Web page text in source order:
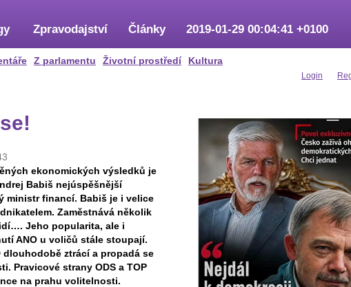
Z parlamentu Životní prostředí Kultura
Zpravodajství Články 2019-01-29 00:04:41 +0100
Login
ekonomických výsledků je
Babiš nejúspěšnější
ministr financí. Babiš je i velice
Zaměstnává několik
Jeho popularita, ale i
ANO u voličů stále stoupají.
dlouhodobě ztrácí a propadá se
Pravicové strany ODS a TOP
na prahu volitelnosti.